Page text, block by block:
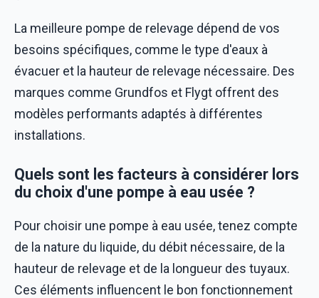
La meilleure pompe de relevage dépend de vos
besoins spécifiques, comme le type d'eaux à
évacuer et la hauteur de relevage nécessaire. Des
marques comme Grundfos et Flygt offrent des
modèles performants adaptés à différentes
installations.
Quels sont les facteurs à considérer lors
du choix d'une pompe à eau usée ?
Pour choisir une pompe à eau usée, tenez compte
de la nature du liquide, du débit nécessaire, de la
hauteur de relevage et de la longueur des tuyaux.
Ces éléments influencent le bon fonctionnement